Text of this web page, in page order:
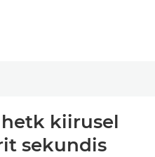
kiirusel
sekundis